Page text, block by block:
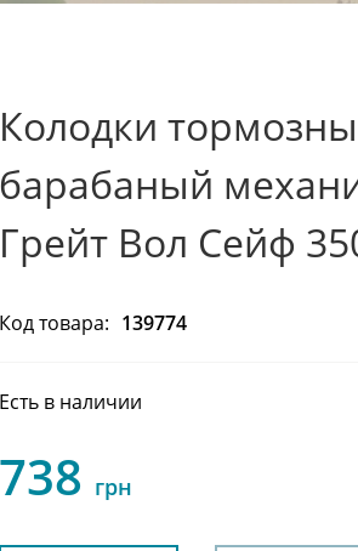
Колодки
барабаный
Грейт Вол Сейф
Код товара: 139774
Есть в наличии
738 грн